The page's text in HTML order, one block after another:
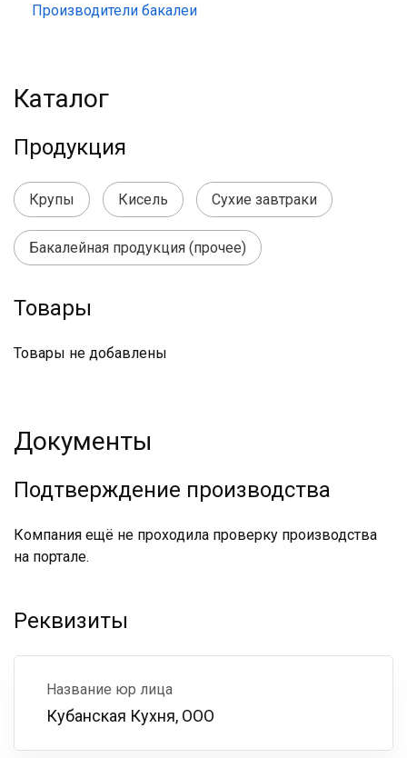
Производители бакалеи
Каталог
Продукция
Крупы Кисель Сухие завтраки
Бакалейная продукция (прочее)
Товары
Товары не добавлены
Документы
Подтверждение производства
Компания ещё не проходила проверку производства
на портале.
Реквизиты
Название юр лица
Кубанская Кухня, ООО